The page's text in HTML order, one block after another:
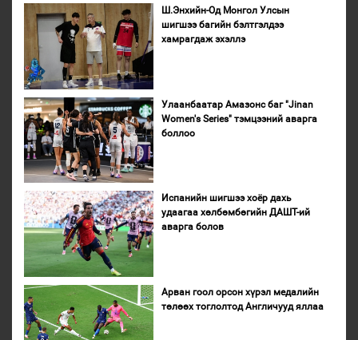
Ш.Энхийн-Од Монгол Улсын
шигшээ багийн бэлтгэлдээ
хамрагдаж эхэллэ
Улаанбаатар Амазонс баг "Jinan
Women's Series" тэмцээний аварга
боллоо
Испанийн шигшээ хоёр дахь
удаагаа хөлбөмбөгийн ДАШТ-ий
аварга болов
Арван гоол орсон хүрэл медалийн
төлөөх тоглолтод Англичууд яллаа